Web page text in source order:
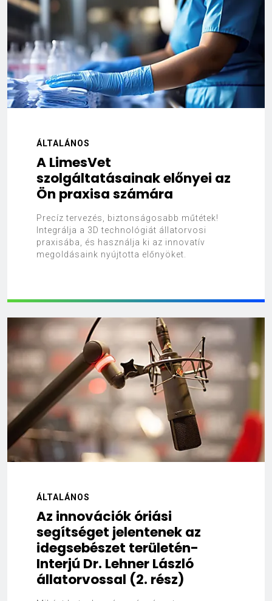
ÁLTALÁNOS
A LimesVet
szolgáltatásainak előnyei az
Ön praxisa számára
Precíz tervezés, biztonságosabb műtétek!
Integrálja a 3D technológiát állatorvosi
praxisába, és használja ki az innovatív
megoldásaink nyújtotta előnyöket.
ÁLTALÁNOS
Az innovációk óriási
segítséget jelentenek az
idegsebészet területén-
Interjú Dr. Lehner László
állatorvossal (2. rész)